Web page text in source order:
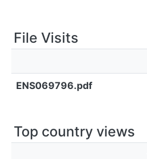
File Visits
ENS069796.pdf
Top country views